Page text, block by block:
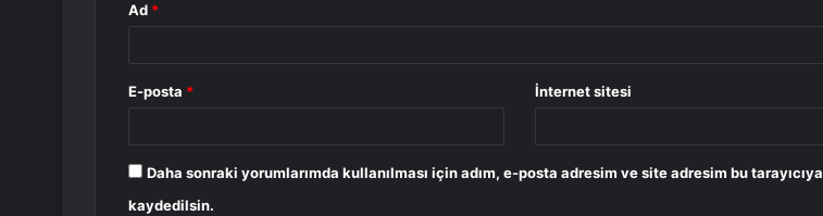
Ad *
E-posta * İnternet sitesi
Daha sonraki yorumlarımda kullanılması için adım, e-posta adresim ve site adresim bu tarayıcıya
kaydedilsin.